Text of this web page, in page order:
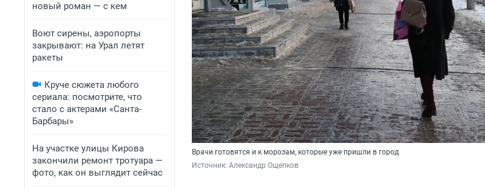
новый роман — с кем
Воют сирены, аэропорты
закрывают: на Урал летят
ракеты
Круче сюжета любого
сериала: посмотрите, что
стало с актерами «Санта-
Барбары»
На участке улицы Кирова
закончили ремонт тротуара —
фото, как он выглядит сейчас
Врачи готовятся и к морозам, которые уже пришли в город
Источник: Александр Ощепков